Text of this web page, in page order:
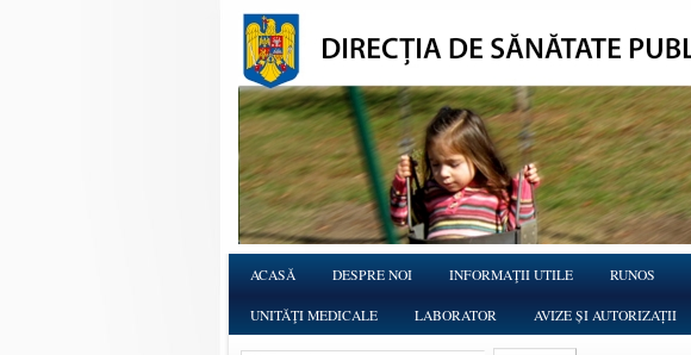
ACASĂ DESPRE NOI INFORMAŢII UTILE RUNOS
UNITĂŢI MEDICALE LABORATOR AVIZE ȘI AUTORIZAȚII